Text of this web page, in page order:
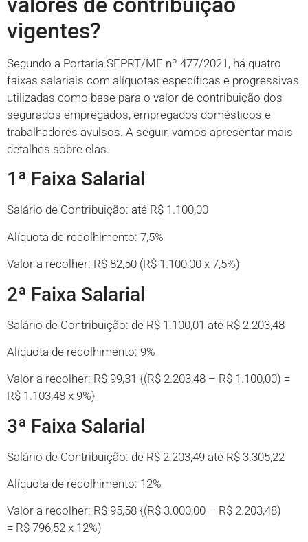
vigentes?
Segundo a Portaria SEPRT/ME nº 477/2021, há quatro
faixas salariais com alíquotas específicas e progressivas
utilizadas como base para o valor de contribuição dos
segurados empregados, empregados domésticos e
trabalhadores avulsos. A seguir, vamos apresentar mais
detalhes sobre elas.
1ª Faixa Salarial
Salário de Contribuição: até R$ 1.100,00
Alíquota de recolhimento: 7,5%
Valor a recolher: R$ 82,50 (R$ 1.100,00 x 7,5%)
2ª Faixa Salarial
Salário de Contribuição: de R$ 1.100,01 até R$ 2.203,48
Alíquota de recolhimento: 9%
Valor a recolher: R$ 99,31 {(R$ 2.203,48 – R$ 1.100,00) =
R$ 1.103,48 x 9%}
3ª Faixa Salarial
Salário de Contribuição: de R$ 2.203,49 até R$ 3.305,22
Alíquota de recolhimento: 12%
Valor a recolher: R$ 95,58 {(R$ 3.000,00 – R$ 2.203,48)
= R$ 796,52 x 12%)